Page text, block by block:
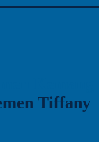
Tiffany